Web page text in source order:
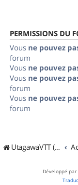
PERMISSIONS DU
Vous ne pouvez
forum
Vous ne pouvez
Vous ne pouvez
forum
Vous ne pouvez
forum
UtagawaVTT (Randos VTT et VTTAE avec traces GPS)
Développé par